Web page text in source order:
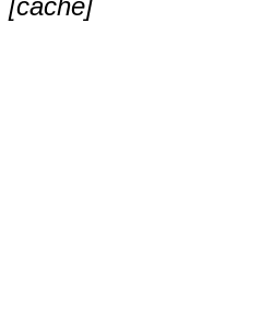
[cache]